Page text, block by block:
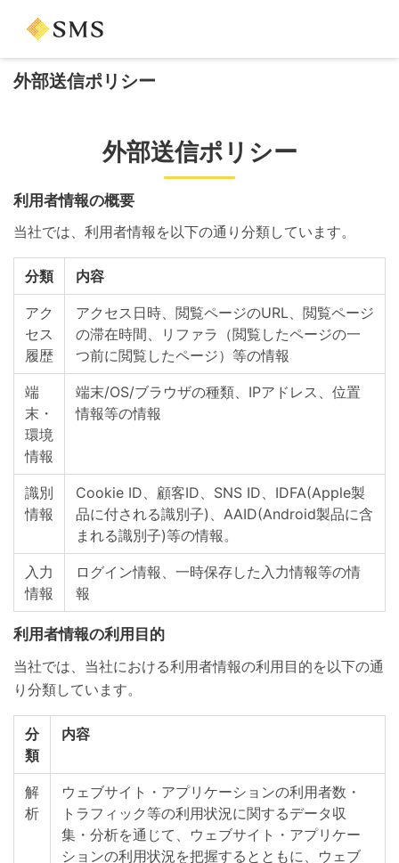
外部送信ポリシー
外部送信ポリシー
利用者情報の概要
当社では、利用者情報を以下の通り分類しています。
分類 内容
アク
セス
履歴
アクセス日時、閲覧ページのURL、閲覧ページ
の滞在時間、リファラ（閲覧したページの一
つ前に閲覧したページ）等の情報
端
末・
環境
情報
端末/OS/ブラウザの種類、IPアドレス、位置
情報等の情報
識別
情報
Cookie ID、顧客ID、SNS ID、IDFA(Apple製
品に付される識別子)、AAID(Android製品に含
まれる識別子)等の情報。
入力
情報
ログイン情報、一時保存した入力情報等の情
報
利用者情報の利用目的
当社では、当社における利用者情報の利用目的を以下の通
り分類しています。
分
類
内容
解
析
ウェブサイト・アプリケーションの利用者数・
トラフィック等の利用状況に関するデータ収
集・分析を通じて、ウェブサイト・アプリケー
ションの利用状況を把握するとともに、ウェブ